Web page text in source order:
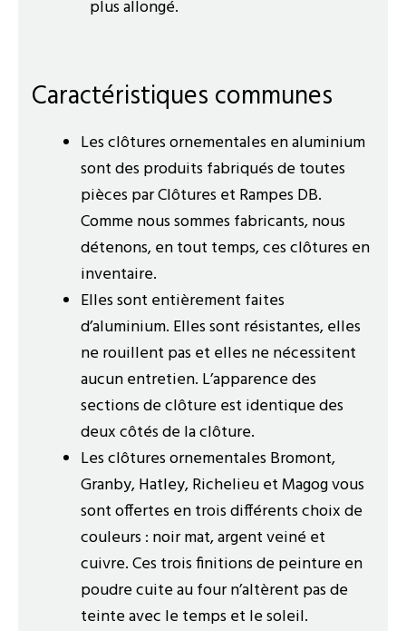
plus allongé.
Caractéristiques communes
Les clôtures ornementales en aluminium
sont des produits fabriqués de toutes
pièces par Clôtures et Rampes DB.
Comme nous sommes fabricants, nous
détenons, en tout temps, ces clôtures en
inventaire.
Elles sont entièrement faites
d’aluminium. Elles sont résistantes, elles
ne rouillent pas et elles ne nécessitent
aucun entretien. L’apparence des
sections de clôture est identique des
deux côtés de la clôture.
Les clôtures ornementales Bromont,
Granby, Hatley, Richelieu et Magog vous
sont offertes en trois différents choix de
couleurs : noir mat, argent veiné et
cuivre. Ces trois finitions de peinture en
poudre cuite au four n’altèrent pas de
teinte avec le temps et le soleil.